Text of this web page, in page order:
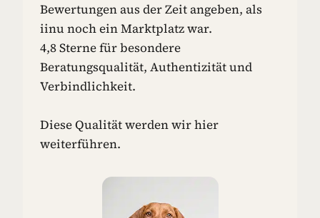
I
D
E
E
N
F
R
E
N
Bewertungen aus der Zeit angeben, als
iinu noch ein Marktplatz war.
4,8 Sterne für besondere
Beratungsqualität, Authentizität und
Verbindlichkeit.
Diese Qualität werden wir hier
weiterführen.